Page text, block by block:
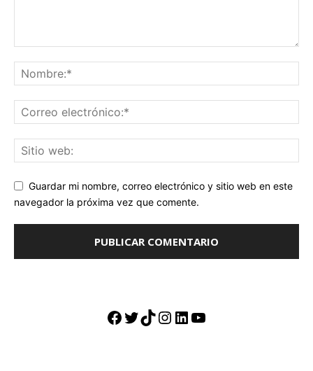
Guardar mi nombre, correo electrónico y sitio web en este
navegador la próxima vez que comente.
Facebook
Twitter
TikTok
Instagram
LinkedIn
YouTube